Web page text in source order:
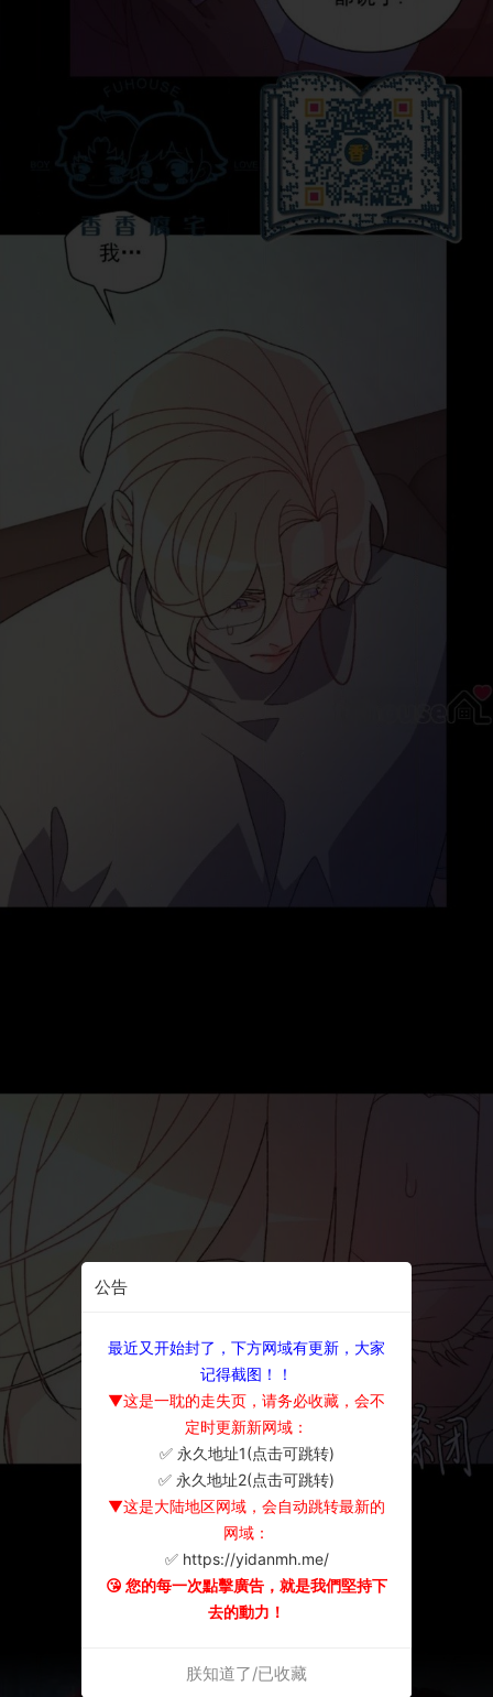
公告
最近又开始封了，下方网域有更新，大家
记得截图！！
▼这是一耽的走失页，请务必收藏，会不
定时更新新网域：
✅ 永久地址1(点击可跳转)
✅ 永久地址2(点击可跳转)
▼这是大陆地区网域，会自动跳转最新的
网域：
✅ https://yidanmh.me/
😘 您的每一次點擊廣告，就是我們堅持下
去的動力！
朕知道了/已收藏